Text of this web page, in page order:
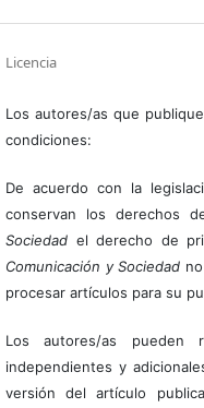
Licencia
Los autores/as que
condiciones:
De acuerdo con la
conservan los derechos
Sociedadel derecho de
Comunicación y Sociedad
procesar artículos para su
Los autores/as pueden
independientes y
versión del artículo